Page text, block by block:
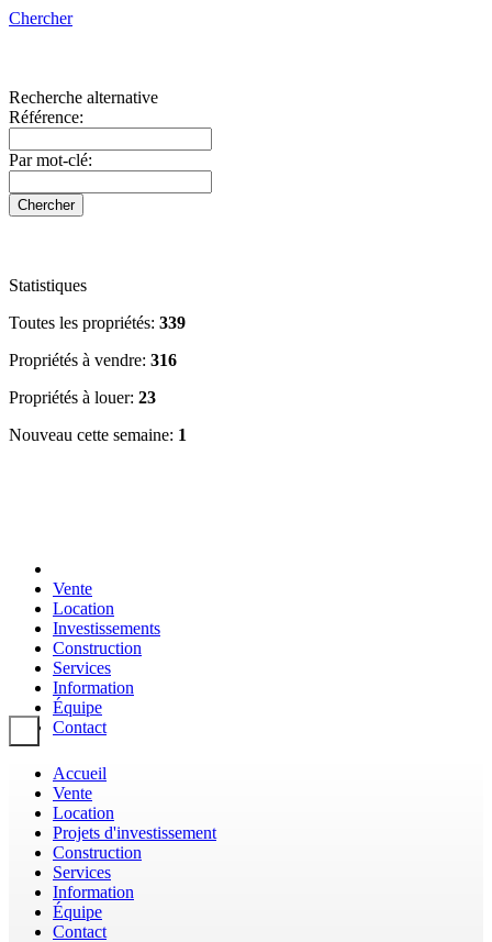
Santiago del Teide
Sauzal (El)
Tanque (El)
Vilaflor
Chercher
Recherche alternative
Référence:
Par mot-clé:
Statistiques
Toutes les propriétés: 339
Propriétés à vendre: 316
Propriétés à louer: 23
Nouveau cette semaine: 1
Vente
Location
Investissements
Construction
Services
Information
Équipe
Contact
Toggle navigation
Accueil
Vente
Location
Projets d'investissement
Construction
Services
Information
Équipe
Contact